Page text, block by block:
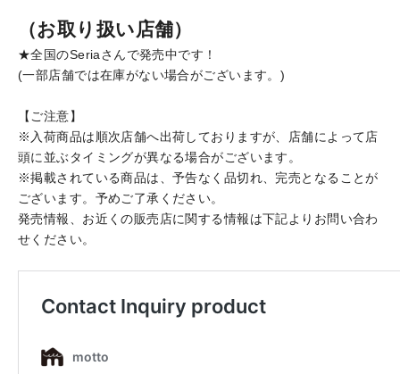
（お取り扱い店舗）
★全国のSeriaさんで発売中です！
(一部店舗では在庫がない場合がございます。)
【ご注意】
※入荷商品は順次店舗へ出荷しておりますが、店舗によって店
頭に並ぶタイミングが異なる場合がございます。
※掲載されている商品は、予告なく品切れ、完売となることが
ございます。予めご了承ください。
発売情報、お近くの販売店に関する情報は下記よりお問い合わ
せください。